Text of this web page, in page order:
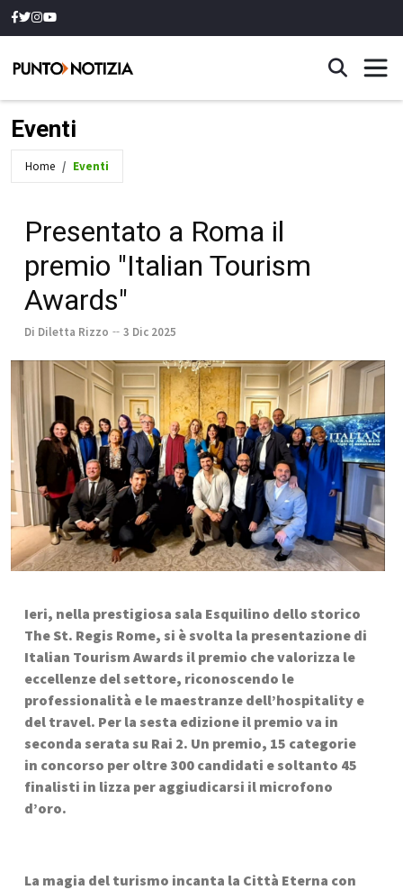
Eventi
Home Eventi
Presentato a Roma il
premio "Italian Tourism
Awards"
Di Diletta Rizzo 3 Dic 2025
Ieri, nella prestigiosa sala Esquilino dello storico
The St. Regis Rome, si è svolta la presentazione di
Italian Tourism Awards il premio che valorizza le
eccellenze del settore, riconoscendo le
professionalità e le maestranze dell’hospitality e
del travel. Per la sesta edizione il premio va in
seconda serata su Rai 2. Un premio, 15 categorie
in concorso per oltre 300 candidati e soltanto 45
finalisti in lizza per aggiudicarsi il microfono
d’oro.
La magia del turismo incanta la Città Eterna con